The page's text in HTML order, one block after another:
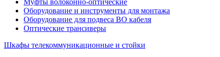
Муфты волоконно-оптические
Оборудование и инструменты для монтажа
Оборудование для подвеса ВО кабеля
Оптические трансиверы
Шкафы телекоммуникационные и стойки